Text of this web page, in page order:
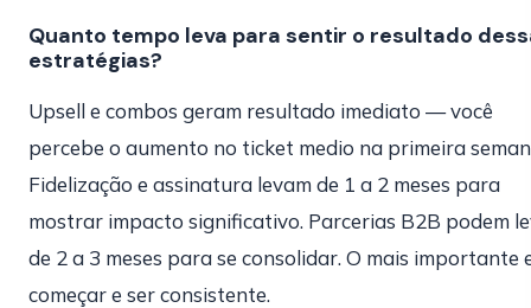
Quanto tempo leva para sentir o resultado
estratégias?
Upsell e combos geram resultado imediato — você
percebe o aumento no ticket medio na primeira
Fidelização e assinatura levam de 1 a 2 meses para
mostrar impacto significativo. Parcerias B2B podem
de 2 a 3 meses para se consolidar. O mais importante
começar e ser consistente.